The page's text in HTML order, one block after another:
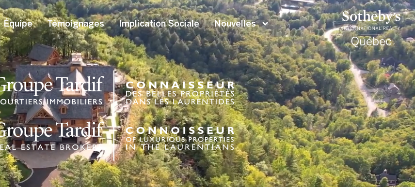
Équipe Témoignages Implication Sociale Nouvelles